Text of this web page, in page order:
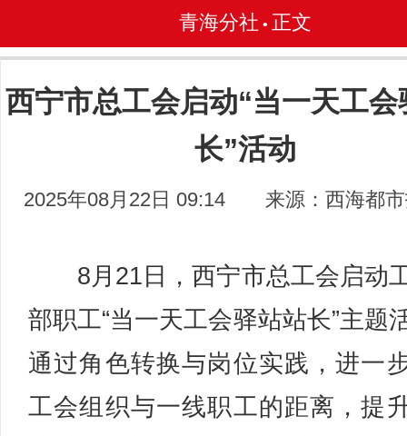
青海分社 • 正文
西宁市总工会启动“当一天工会
长”活动
2025年08月22日 09:14 来源：西海都
8月21日，西宁市总工会启动
部职工“当一天工会驿站站长”主题
通过角色转换与岗位实践，进一
工会组织与一线职工的距离，提